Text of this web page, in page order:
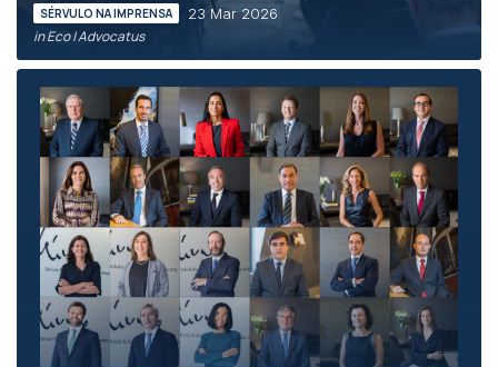
SÉRVULO NA IMPRENSA 23 Mar 2026
in Eco | Advocatus